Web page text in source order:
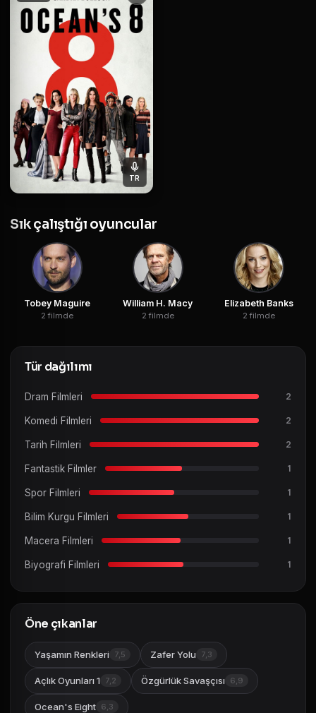
TR
Sık çalıştığı oyuncular
Tobey Maguire
2 filmde
William H. Macy
2 filmde
Elizabeth Banks
2 filmde
Tür dağılımı
Dram Filmleri 2
Komedi Filmleri 2
Tarih Filmleri 2
Fantastik Filmler 1
Spor Filmleri 1
Bilim Kurgu Filmleri 1
Macera Filmleri 1
Biyografi Filmleri 1
Öne çıkanlar
Yaşamın Renkleri 7,5 Zafer Yolu 7,3
Açlık Oyunları 1 7,2 Özgürlük Savaşçısı 6,9
Ocean's Eight 6,3